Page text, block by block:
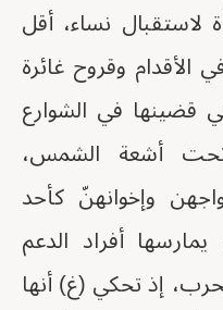
لاستقبال نساء، أقل
وقروح غائرة
قضينها في الشوارع
أشعة الشمس،
وإخوانهنّ كأحد
أفراد الدعم
إذ تحكي (غ) أنها